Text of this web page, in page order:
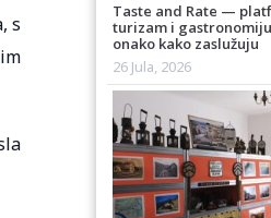
s
Taste and Rate —
turizam i
onako kako zaslužuju
26 Jula, 2026